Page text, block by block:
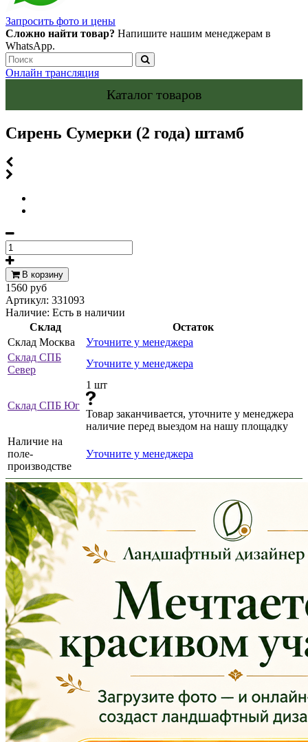
Запросить фото и цены
Сложно найти товар? Напишите нашим менеджерам в
WhatsApp.
Онлайн трансляция
Каталог товаров
Сирень Сумерки (2 года) штамб
В корзину
1560 руб
Артикул: 331093
Наличие: Есть в наличии
Склад
Остаток
Склад Москва
Уточните у менеджера
Склад СПБ
Север
Уточните у менеджера
Склад СПБ Юг
1 шт
Товар заканчивается, уточните у менеджера
наличие перед выездом на нашу площадку
Наличие на
поле-
производстве
Уточните у менеджера